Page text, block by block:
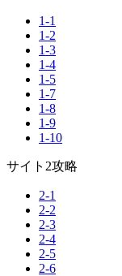
1-1
1-2
1-3
1-4
1-5
1-7
1-8
1-9
1-10
サイト2攻略
2-1
2-2
2-3
2-4
2-5
2-6